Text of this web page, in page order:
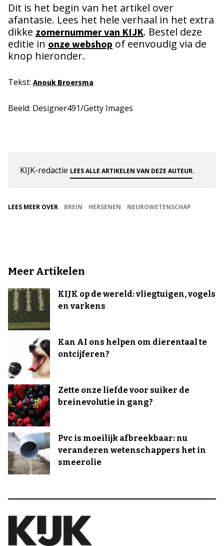
Dit is het begin van het artikel over
afantasie. Lees het hele verhaal in het extra
dikke zomernummer van KIJK. Bestel deze
editie in onze webshop of eenvoudig via de
knop hieronder.
Tekst: Anouk Broersma
Beeld: Designer491/Getty Images
KIJK-redactie LEES ALLE ARTIKELEN VAN DEZE AUTEUR.
LEES MEER OVER BREIN HERSENEN NEUROWETENSCHAP
Meer Artikelen
KIJK op de wereld: vliegtuigen, vogels
en varkens
Kan AI ons helpen om dierentaal te
ontcijferen?
Zette onze liefde voor suiker de
breinevolutie in gang?
Pvc is moeilijk afbreekbaar: nu
veranderen wetenschappers het in
smeerolie